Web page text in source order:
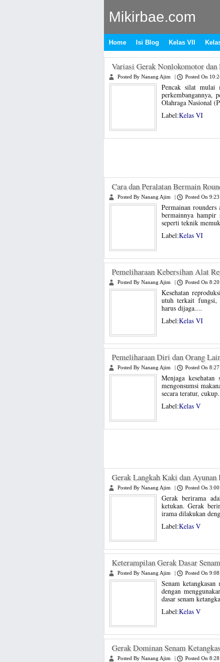
Mikirbae.com
Home Isi Blog Kelas VII
Variasi Gerak Nonlokomotor dan
Posted By Nanang Ajim Posted On
Pencak silat mulai
perkembangannya,
Olahraga Nasional
Label:Kelas VI
Cara dan Peralatan Bermain
Posted By Nanang Ajim Posted On
Permainan
bermainnya
seperti teknik
Label:Kelas VI
Pemeliharaan Kebersihan Alat
Posted By Nanang Ajim Posted On
Kesehatan
utuh terkait fungsi,
harus dijaga....
Label:Kelas VI
Pemeliharaan Diri dan Orang
Posted By Nanang Ajim Posted On
Menjaga
mengonsumsi
secara teratur,
Label:Kelas V
Gerak Langkah Kaki dan Ayunan
Posted By Nanang Ajim Posted On
Gerak berirama
ketukan. Gerak
irama dilakukan
Label:Kelas V
Keterampilan Gerak Dasar
Posted By Nanang Ajim Posted On
Senam
dengan
dasar senam
Label:Kelas V
Gerak Dominan Senam
Posted By Nanang Ajim Posted On